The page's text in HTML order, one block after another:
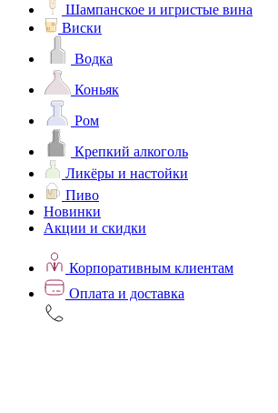
Шампанское и игристые вина
Виски
Водка
Коньяк
Ром
Крепкий алкоголь
Ликёры и настойки
Пиво
Новинки
Акции и скидки
Корпоративным клиентам
Оплата и доставка